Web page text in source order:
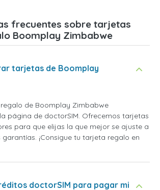
frecuentes sobre tarjetas
Boomplay Zimbabwe
tarjetas de Boomplay
de Boomplay Zimbabwe
página de doctorSIM. Ofrecemos tarjetas
para que elijas la que mejor se ajuste a
¡Consigue tu tarjeta regalo en
doctorSIM para pagar mi